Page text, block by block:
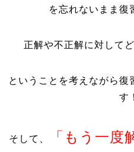
を忘れないまま復
正解や不正解に対して
ということを考えながら
す！
そして、 「もう一度